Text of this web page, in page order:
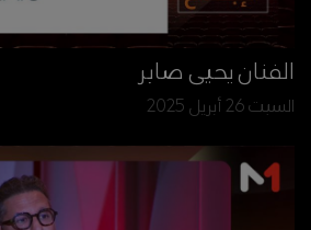
الفنان يحيى صابر
السبت 26 أبريل 2025